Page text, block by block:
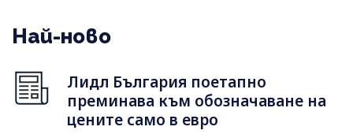
Най-ново
Лидл България поетапно
преминава към обозначаване на
цените само в евро